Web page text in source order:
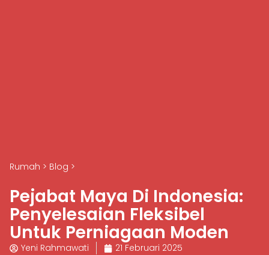
Rumah > Blog >
Pejabat Maya Di Indonesia:
Penyelesaian Fleksibel
Untuk Perniagaan Moden
Yeni Rahmawati 21 Februari 2025